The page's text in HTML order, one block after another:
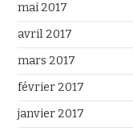
mai 2017
avril 2017
mars 2017
février 2017
janvier 2017